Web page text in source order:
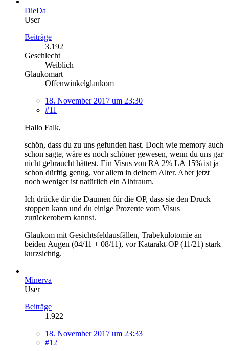
DieDa
User
Beiträge
3.192
Geschlecht
Weiblich
Glaukomart
Offenwinkelglaukom
18. November 2017 um 23:30
#11
Hallo Falk,
schön, dass du zu uns gefunden hast. Doch wie memory auch
schon sagte, wäre es noch schöner gewesen, wenn du uns gar
nicht gebraucht hättest. Ein Visus von RA 2% LA 15% ist ja
schon dürftig genug, vor allem in deinem Alter. Aber jetzt
noch weniger ist natürlich ein Albtraum.
Ich drücke dir die Daumen für die OP, dass sie den Druck
stoppen kann und du einige Prozente vom Visus
zurückerobern kannst.
Glaukom mit Gesichtsfeldausfällen, Trabekulotomie an
beiden Augen (04/11 + 08/11), vor Katarakt-OP (11/21) stark
kurzsichtig.
Minerva
User
Beiträge
1.922
18. November 2017 um 23:33
#12